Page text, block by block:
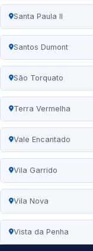
Santa Paula II
Santos Dumont
São Torquato
Terra Vermelha
Vale Encantado
Vila Garrido
Vila Nova
Vista da Penha